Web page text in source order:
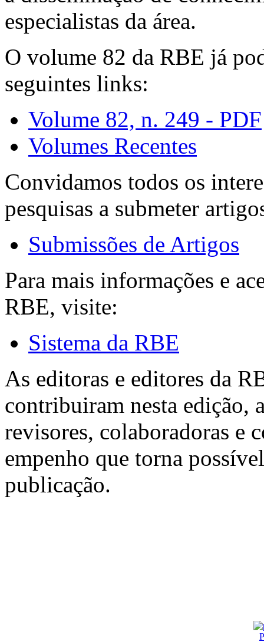
especialistas da área.
O volume 82 da RBE já
seguintes links:
Volume 82, n. 249 - PDF
Volumes Recentes
Convidamos todos os
pesquisas a submeter
Submissões de Artigos
Para mais informações e
RBE, visite:
Sistema da RBE
As editoras e editores da
contribuiram nesta edição,
revisores, colaboradoras e
empenho que torna
publicação.